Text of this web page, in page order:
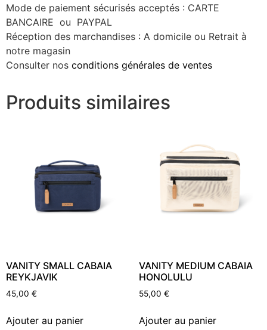
Mode de paiement sécurisés acceptés : CARTE
BANCAIRE ou PAYPAL
Réception des marchandises : A domicile ou Retrait à
notre magasin
Consulter nos conditions générales de ventes
Produits similaires
VANITY SMALL CABAIA
REYKJAVIK
45,00 €
Ajouter au panier
VANITY MEDIUM CABAIA
HONOLULU
55,00 €
Ajouter au panier